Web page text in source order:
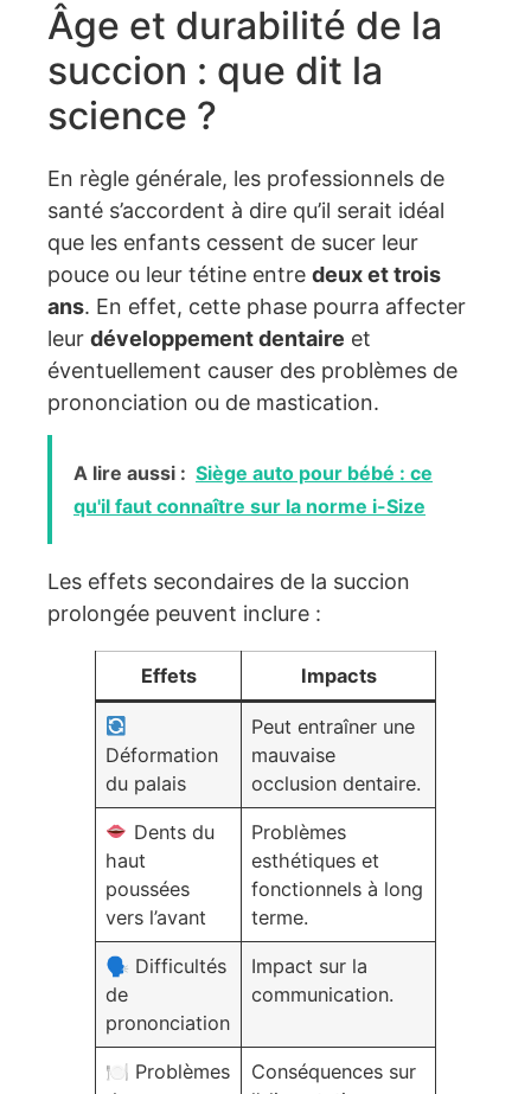
Âge et durabilité de la
succion : que dit la
science ?
En règle générale, les professionnels de
santé s’accordent à dire qu’il serait idéal
que les enfants cessent de sucer leur
pouce ou leur tétine entre deux et trois
ans. En effet, cette phase pourra affecter
leur développement dentaire et
éventuellement causer des problèmes de
prononciation ou de mastication.
A lire aussi : Siège auto pour bébé : ce
qu'il faut connaître sur la norme i-Size
Les effets secondaires de la succion
prolongée peuvent inclure :
Effets Impacts
Déformation
du palais
Peut entraîner une
mauvaise
occlusion dentaire.
Dents du
haut
poussées
vers l’avant
Problèmes
esthétiques et
fonctionnels à long
terme.
🗣 Difficultés
de
prononciation
Impact sur la
communication.
🍽 Problèmes
Conséquences sur